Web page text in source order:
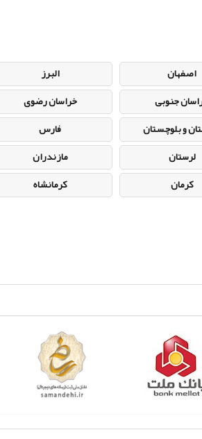
اصفهان
البرز
جنوبی
خراسان رضوی
و بلوچستان
فارس
لرستان
مازندران
کرمان
کرمانشاه